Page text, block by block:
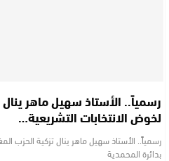
رسمياً.. الأستاذ سهيل ماهر ينال
لخوض الانتخابات التشريعية…
رسمياً.. الأستاذ سهيل ماهر ينال تزكية الحزب
بدائرة المحمدية